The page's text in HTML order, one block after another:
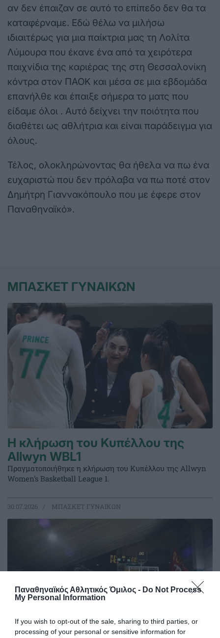
Παναθηναϊκός Αθλητικός Όμιλος - Do Not Process
My Personal Information
If you wish to opt-out of the sale, sharing to third parties, or
processing of your personal or sensitive information for
αν δεν έπαιζαν σε αυτό το επίπεδο δεν θα τα
καταφέρναμε. Εδώ θέλω να μιλήσω
ιδιαιτέρως για μια παίκτρια μας τη Λολίτα
Λύμουρα που έκανε ένα από τα χειρότερα
παιχνίδια της καριέρας της στη Θεσσαλονίκη
κόντρα στον ΠΑΟΚ και μέσα σε μια εβδομάδα
επανήλθε και έπαιξε σήμερα το ματς που
είδαμε όλοι . Αυτό δείχνει την ποιότητα που
διαθέτει ως αθλήτρια και είναι παράδειγμα για
όλους.
Τέλος, ολοκληρώνοντας θα ήθελα να πω ένα
ευχαριστώ που δεν πρόλαβα να πω ποτέ στον
Δημήτρη Γιαννακόπουλο που με έφερε στον
Παναθηναϊκό».
ΜΠΑΣΚΕΤ ΓΥΝΑΙΚΩΝ
Η κλήρωση του Κυπέλλου της
Allwyn WBL1
Πραγματοποιήθηκε η κλήρωση του Κυπέλλου της Allwyn
Women’s Basketball League 1.
30.07.2026 ΜΠΑΣΚΕΤ ΓΥΝΑΙΚΩΝ